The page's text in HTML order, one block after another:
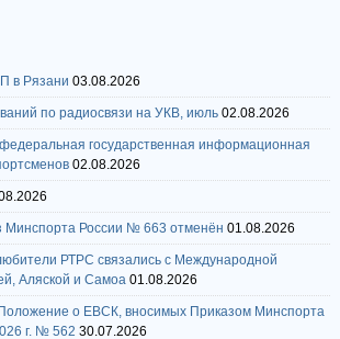
в Рязани 03.08.2026
по радиосвязи на УКВ, июль 02.08.2026
государственная информационная
02.08.2026
Минспорта России № 663 отменён 01.08.2026
РТРС связались с Международной
Аляской и Самоа 01.08.2026
о ЕВСК, вносимых Приказом Минспорта
г. № 562 30.07.2026